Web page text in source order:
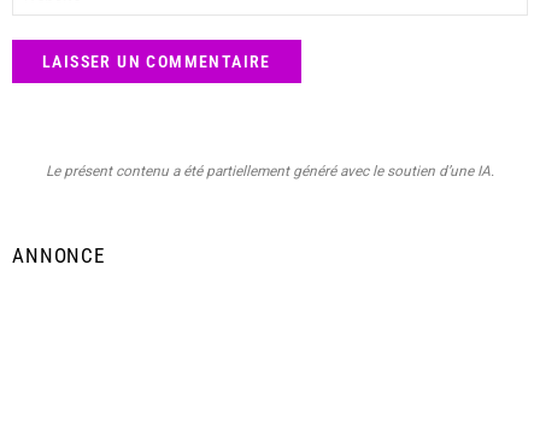
Le présent contenu a été partiellement généré avec le soutien d’une IA.
ANNONCE